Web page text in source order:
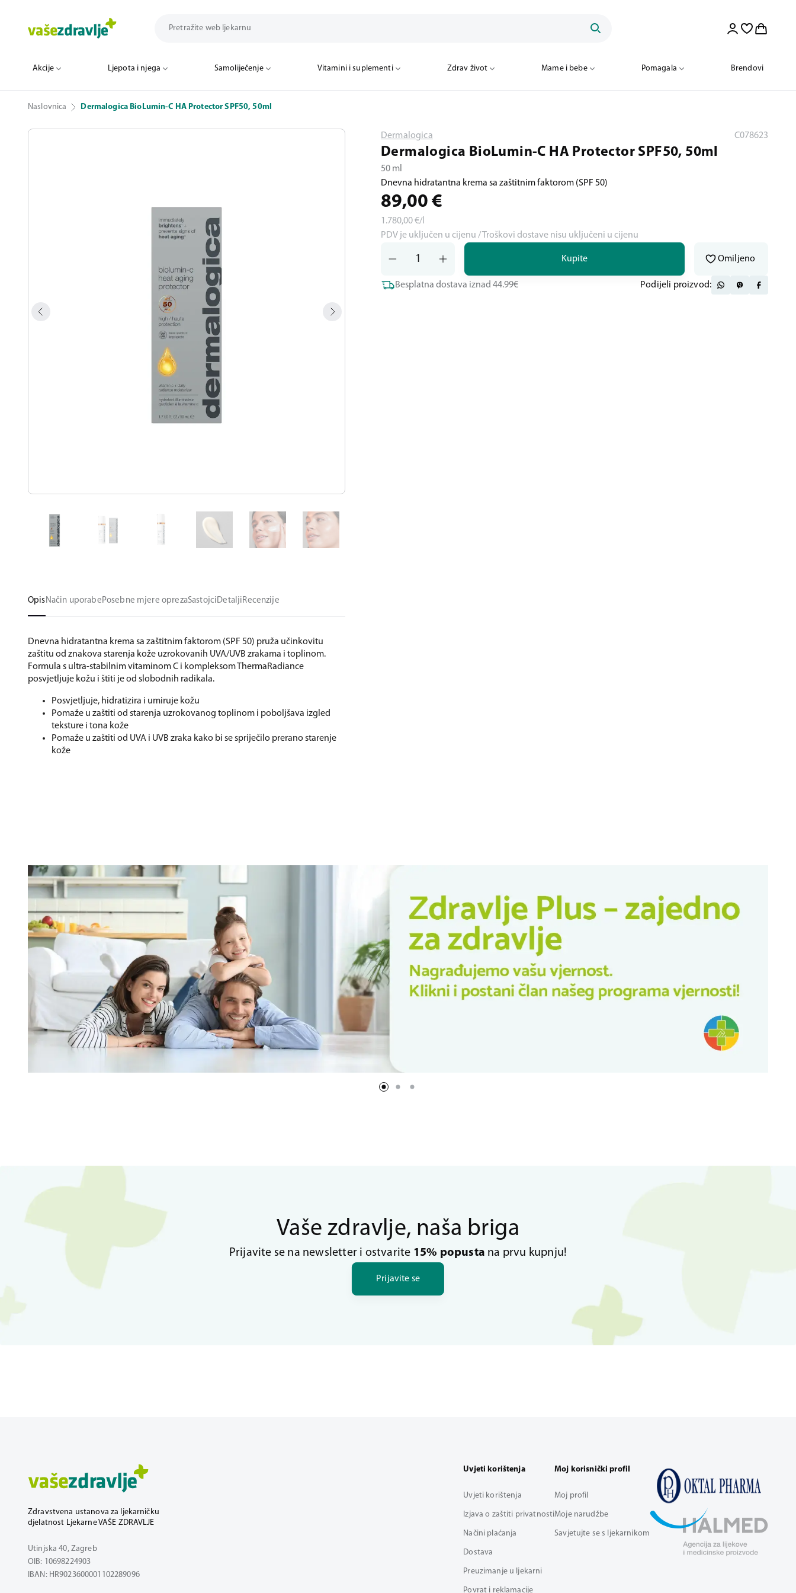
Akcije Ljepota i njega Samoliječenje Vitamini i suplementi Zdrav život Mame i bebe Pomagala Brendovi
Naslovnica Dermalogica BioLumin-C HA Protector SPF50, 50ml
OpisNačin uporabePosebne mjere oprezaSastojciDetaljiRecenzije
Dnevna hidratantna krema sa zaštitnim faktorom (SPF 50) pruža učinkovitu
zaštitu od znakova starenja kože uzrokovanih UVA/UVB zrakama i toplinom.
Formula s ultra-stabilnim vitaminom C i kompleksom ThermaRadiance
posvjetljuje kožu i štiti je od slobodnih radikala.
Posvjetljuje, hidratizira i umiruje kožu
Pomaže u zaštiti od starenja uzrokovanog toplinom i poboljšava izgled
teksture i tona kože
Pomaže u zaštiti od UVA i UVB zraka kako bi se spriječilo prerano starenje
kože
Dermalogica C078623
Dermalogica BioLumin-C HA Protector SPF50, 50ml
50 ml
Dnevna hidratantna krema sa zaštitnim faktorom (SPF 50)
89,00 €
1.780,00€/l
PDV je uključen u cijenu / Troškovi dostave nisu uključeni u cijenu
Kupite Omiljeno
Besplatna dostava iznad 44.99€ Podijeli proizvod:
Vaše zdravlje, naša briga
Prijavite se na newsletter i ostvarite 15% popusta na prvu kupnju!
Prijavite se
Zdravstvena ustanova za ljekarničku
djelatnost Ljekarne VAŠE ZDRAVLJE
Utinjska 40, Zagreb
OIB: 10698224903
IBAN: HR9023600001102289096
Uvjeti korištenja
Uvjeti korištenja
Izjava o zaštiti privatnosti
Načini plaćanja
Dostava
Preuzimanje u ljekarni
Povrat i reklamacije
Moj korisnički profil
Moj profil
Moje narudžbe
Savjetujte se s ljekarnikom